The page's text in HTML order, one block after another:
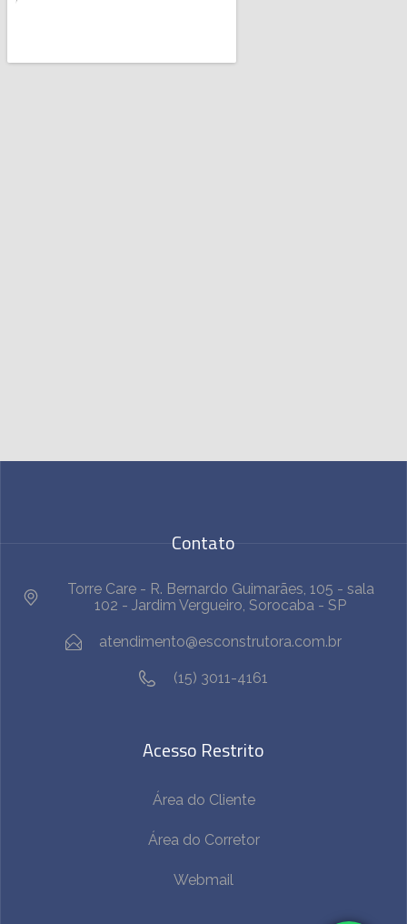
Contato
Torre Care - R. Bernardo Guimarães, 105 - sala
102 - Jardim Vergueiro, Sorocaba - SP
atendimento@esconstrutora.com.br
(15) 3011-4161
Acesso Restrito
Área do Cliente
Área do Corretor
Webmail